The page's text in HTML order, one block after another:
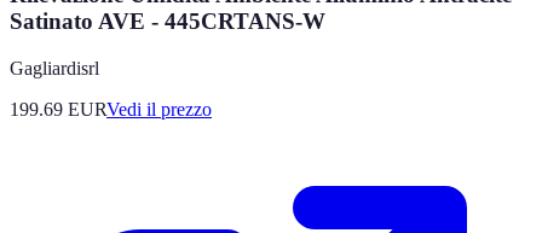
Satinato AVE - 445CRTANS-W
Gagliardisrl
199.69 EURVedi il prezzo